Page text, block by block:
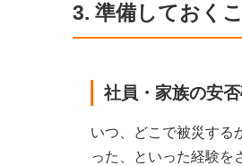
3. 準備しておく
社員・家族の安
いつ、どこで被災する
った、といった経験を